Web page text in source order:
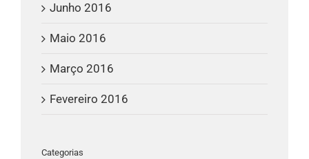
Junho 2016
Maio 2016
Março 2016
Fevereiro 2016
Categorias